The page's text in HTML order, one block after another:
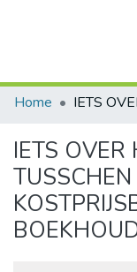
Home
IETS OVER
TUSSCHEN